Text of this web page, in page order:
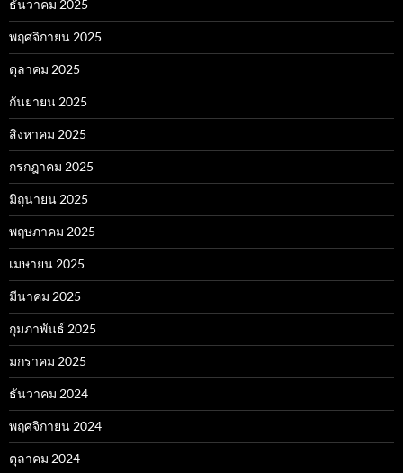
ธันวาคม 2025
พฤศจิกายน 2025
ตุลาคม 2025
กันยายน 2025
สิงหาคม 2025
กรกฎาคม 2025
มิถุนายน 2025
พฤษภาคม 2025
เมษายน 2025
มีนาคม 2025
กุมภาพันธ์ 2025
มกราคม 2025
ธันวาคม 2024
พฤศจิกายน 2024
ตุลาคม 2024